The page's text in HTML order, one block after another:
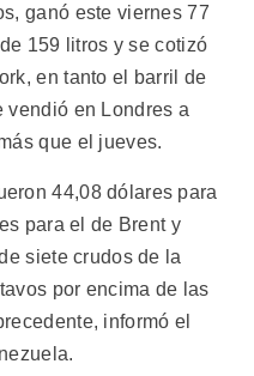
ganó este viernes 77
159 litros y se cotizó
en tanto el barril de
vendió en Londres a
que el jueves.
44,08 dólares para
para el de Brent y
siete crudos de la
por encima de las
informó el